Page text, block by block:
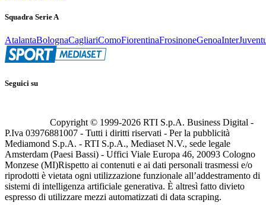
Squadra Serie A
AtalantaBolognaCagliariComoFiorentinaFrosinoneGenoaInter
Seguici su
Copyright © 1999-2026 RTI S.p.A. Business Digital -
P.Iva 03976881007 - Tutti i diritti riservati - Per la pubblicità
Mediamond S.p.A. - RTI S.p.A., Mediaset N.V., sede legale
Amsterdam (Paesi Bassi) - Uffici Viale Europa 46, 20093 Cologno
Monzese (MI)Rispetto ai contenuti e ai dati personali trasmessi e/o
riprodotti è vietata ogni utilizzazione funzionale all’addestramento di
sistemi di intelligenza artificiale generativa. È altresì fatto divieto
espresso di utilizzare mezzi automatizzati di data scraping.